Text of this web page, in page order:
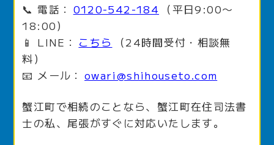
📞 電話： 0120-542-184
（平日9:00〜
18:00）
📱 LINE： こちら
（24時間受付・相談無
料）
📧 メール： owari@shihouseto.com
蟹江町で相続のことなら、蟹江町在住司法書
士の私、尾張がすぐに対応いたします。